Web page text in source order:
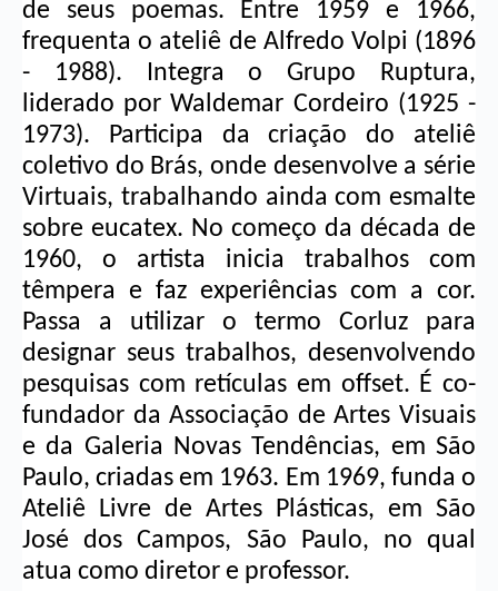
de seus poemas. Entre 1959 e 1966,
frequenta o ateliê de Alfredo Volpi (1896
- 1988). Integra o Grupo Ruptura,
liderado por Waldemar Cordeiro (1925 -
1973). Participa da criação do ateliê
coletivo do Brás, onde desenvolve a série
Virtuais, trabalhando ainda com esmalte
sobre eucatex. No começo da década de
1960, o artista inicia trabalhos com
têmpera e faz experiências com a cor.
Passa a utilizar o termo Corluz para
designar seus trabalhos, desenvolvendo
pesquisas com retículas em offset. É co-
fundador da Associação de Artes Visuais
e da Galeria Novas Tendências, em São
Paulo, criadas em 1963. Em 1969, funda o
Ateliê Livre de Artes Plásticas, em São
José dos Campos, São Paulo, no qual
atua como diretor e professor.